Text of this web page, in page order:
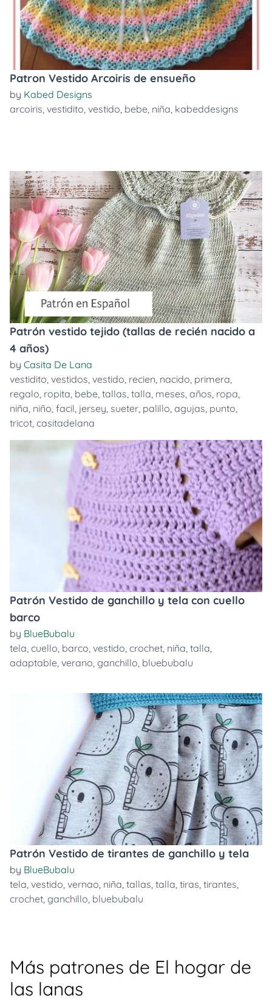
Patron Vestido Arcoiris de ensueño
by Kabed Designs
arcoiris, vestidito, vestido, bebe, niña, kabeddesigns
Patrón vestido tejido (tallas de recién nacido a
4 años)
by Casita De Lana
vestidito, vestidos, vestido, recien, nacido, primera,
regalo, ropita, bebe, tallas, talla, meses, años, ropa,
niña, niño, facil, jersey, sueter, palillo, agujas, punto,
tricot, casitadelana
Patrón Vestido de ganchillo y tela con cuello
barco
by BlueBubalu
tela, cuello, barco, vestido, crochet, niña, talla,
adaptable, verano, ganchillo, bluebubalu
Patrón Vestido de tirantes de ganchillo y tela
by BlueBubalu
tela, vestido, vernao, niña, tallas, talla, tiras, tirantes,
crochet, ganchillo, bluebubalu
Más patrones de El hogar de
las lanas